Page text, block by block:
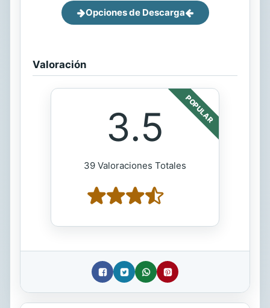
Opciones de Descarga
Valoración
POPULAR
3.5
39 Valoraciones Totales